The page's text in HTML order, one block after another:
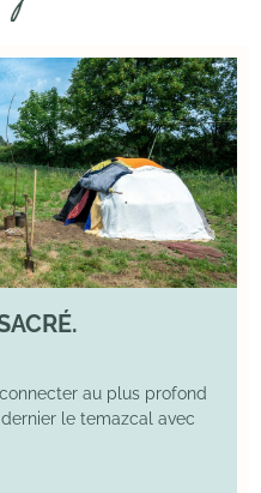
au plus profond
le temazcal avec